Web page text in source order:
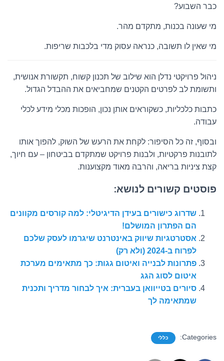
כבר השבוע?
מי שעונה בכנות, מתקדם מהר.
מי שאין לו תשובה, כנראה עסוק מדי בלכבות שריפות.
ניהול פרויקטי נדלן הוא שילוב של תכנון קשוח, תקשורת אנושית,
ותשומת לב לפרטים הקטנים שמחביאים את ההבדל הגדול.
כתבות כלכליות, כשקוראים אותן נכון, הופכות מכלי מידע לכלי
עבודה.
ובסוף, זה כל הסיפור: לקחת את הרעש של השוק, להפוך אותו
לתובנות פרקטיות, ולבנות פרויקט שמתקדם בביטחון – עם חיוך,
קצת ציניות בריאה, והרבה מאוד מקצוענות.
פוסטים קשורים לנושא:
שדרוג כישורים בעידן הדיגיטלי: למה קורסים מקוונים
הם הפתרון המושלם!
אסטרטגיות שיווק באינטרנט שיגרמו לעסק שלכם
לפרוח ב-2024 (ולא רק)
פתרונות לבנייה ואיטום גגות: כך מתאימים מערכת
איטום לסוג הגג
סיורים בטייוואן בעברית: איך לבחור מדריך ותכנית
שמתאימה לך
Categories: כללי